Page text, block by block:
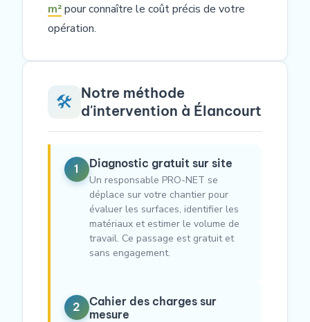
m²pour connaître le coût précis de votre
opération.
🛠️ Notre méthode
d'intervention à Élancourt
1 Diagnostic gratuit sur site
Un responsable PRO-NET se
déplace sur votre chantier pour
évaluer les surfaces, identifier les
matériaux et estimer le volume de
travail. Ce passage est gratuit et
sans engagement.
2
Cahier des charges sur
mesure